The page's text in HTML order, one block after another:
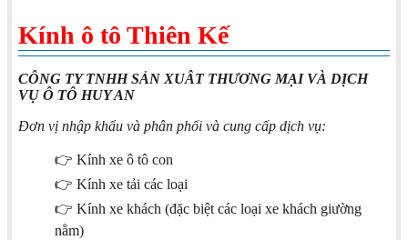
Kính ô tô Thiên Kế
CÔNG TY TNHH SẢN XUÂT THƯƠNG MẠI VÀ DỊCH
VỤ Ô TÔ HUY AN
Đơn vị nhập khẩu và phân phối và cung cấp dịch vụ:
👉 Kính xe ô tô con
👉 Kính xe tải các loại
👉 Kính xe khách (đặc biệt các loại xe khách giường
nằm)